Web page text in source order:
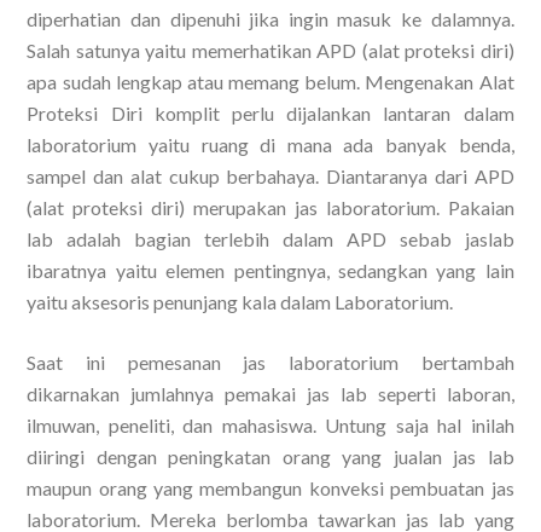
diperhatian dan dipenuhi jika ingin masuk ke dalamnya.
Salah satunya yaitu memerhatikan APD (alat proteksi diri)
apa sudah lengkap atau memang belum. Mengenakan Alat
Proteksi Diri komplit perlu dijalankan lantaran dalam
laboratorium yaitu ruang di mana ada banyak benda,
sampel dan alat cukup berbahaya. Diantaranya dari APD
(alat proteksi diri) merupakan jas laboratorium. Pakaian
lab adalah bagian terlebih dalam APD sebab jaslab
ibaratnya yaitu elemen pentingnya, sedangkan yang lain
yaitu aksesoris penunjang kala dalam Laboratorium.
Saat ini pemesanan jas laboratorium bertambah
dikarnakan jumlahnya pemakai jas lab seperti laboran,
ilmuwan, peneliti, dan mahasiswa. Untung saja hal inilah
diiringi dengan peningkatan orang yang jualan jas lab
maupun orang yang membangun konveksi pembuatan jas
laboratorium. Mereka berlomba tawarkan jas lab yang